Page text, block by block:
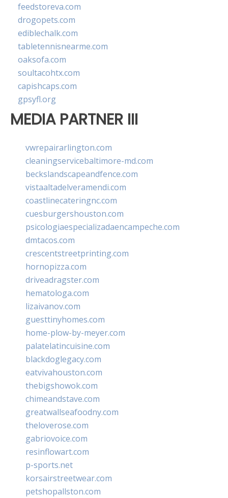
feedstoreva.com
drogopets.com
ediblechalk.com
tabletennisnearme.com
oaksofa.com
soultacohtx.com
capishcaps.com
gpsyfl.org
MEDIA PARTNER III
vwrepairarlington.com
cleaningservicebaltimore-md.com
beckslandscapeandfence.com
vistaaltadelveramendi.com
coastlinecateringnc.com
cuesburgershouston.com
psicologiaespecializadaencampeche.com
dmtacos.com
crescentstreetprinting.com
hornopizza.com
driveadragster.com
hematologa.com
lizaivanov.com
guesttinyhomes.com
home-plow-by-meyer.com
palatelatincuisine.com
blackdoglegacy.com
eatvivahouston.com
thebigshowok.com
chimeandstave.com
greatwallseafoodny.com
theloverose.com
gabriovoice.com
resinflowart.com
p-sports.net
korsairstreetwear.com
petshopallston.com